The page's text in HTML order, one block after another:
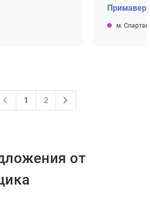
м. Спартак
1 2
от